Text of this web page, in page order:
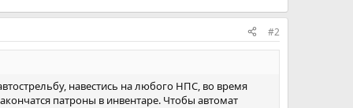
#2
навестись на любого НПС, во время
патроны в инвентаре. Чтобы автомат